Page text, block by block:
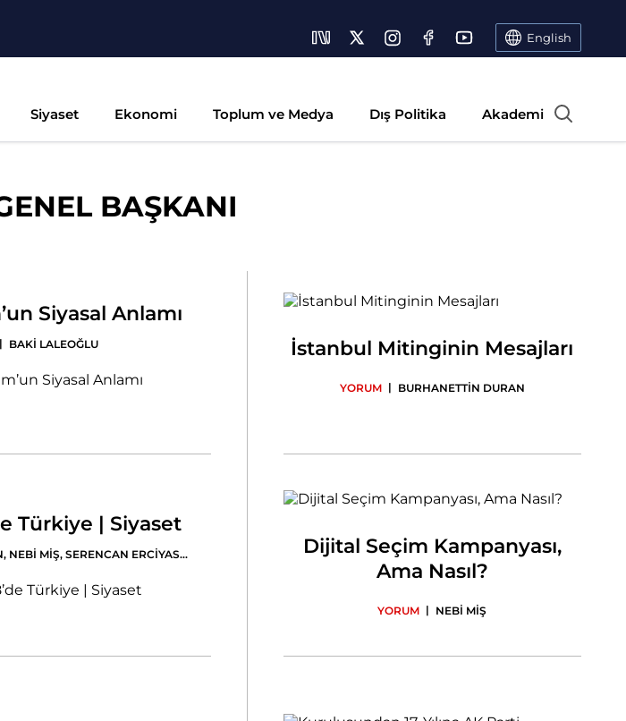
English
Siyaset Ekonomi Toplum ve Medya Dış Politika Akademi
BAŞKANI
Siyasal Anlamı
| BAKİ LALEOĞLU İstanbul Mitinginin Mesajları
YORUM | BURHANETTİN DURAN
Türkiye | Siyaset
, NEBİ MİŞ, SERENCAN ERCİYAS...
Dijital Seçim Kampanyası,
Ama Nasıl?
YORUM | NEBİ MİŞ